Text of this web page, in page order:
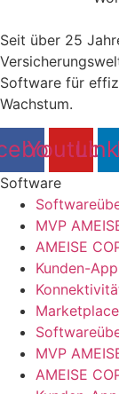
Seit über 25
Software für
Wachstum.
Youtube
Software
MVP
AMEISE
Kunden-
Marketplace
MVP
AMEISE